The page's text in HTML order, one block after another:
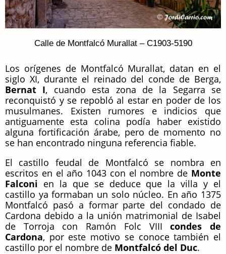
Calle de Montfalcó Murallat – C1903-5190
Los orígenes de Montfalcó Murallat, datan en el
siglo XI, durante el reinado del conde de Berga,
Bernat I, cuando esta zona de la Segarra se
reconquistó y se repobló al estar en poder de los
musulmanes. Existen rumores e indicios que
antiguamente esta colina podía haber existido
alguna fortificación árabe, pero de momento no
se han encontrado ninguna referencia fiable.
El castillo feudal de Montfalcó se nombra en
escritos en el año 1043 con el nombre de Monte
Falconi en la que se deduce que la villa y el
castillo ya formaban un solo núcleo. En año 1375
Montfalcó pasó a formar parte del condado de
Cardona debido a la unión matrimonial de Isabel
de Torroja con Ramón Folc VIIIcondes de
Cardona, por este motivo se conoce también el
castillo por el nombre de Montfalcó del Duc.